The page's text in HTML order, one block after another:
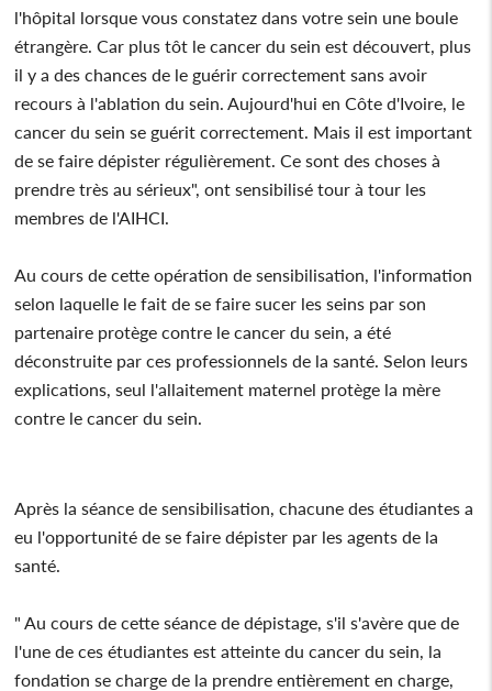
l'hôpital lorsque vous constatez dans votre sein une boule
étrangère. Car plus tôt le cancer du sein est découvert, plus
il y a des chances de le guérir correctement sans avoir
recours à l'ablation du sein. Aujourd'hui en Côte d'Ivoire, le
cancer du sein se guérit correctement. Mais il est important
de se faire dépister régulièrement. Ce sont des choses à
prendre très au sérieux", ont sensibilisé tour à tour les
membres de l'AIHCI.
Au cours de cette opération de sensibilisation, l'information
selon laquelle le fait de se faire sucer les seins par son
partenaire protège contre le cancer du sein, a été
déconstruite par ces professionnels de la santé. Selon leurs
explications, seul l'allaitement maternel protège la mère
contre le cancer du sein.
Après la séance de sensibilisation, chacune des étudiantes a
eu l'opportunité de se faire dépister par les agents de la
santé.
" Au cours de cette séance de dépistage, s'il s'avère que de
l'une de ces étudiantes est atteinte du cancer du sein, la
fondation se charge de la prendre entièrement en charge,